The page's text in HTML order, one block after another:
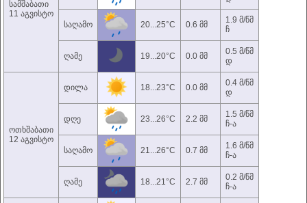
სამშაბათი
11 აგვისტო
საღამო 20...25°C 0.6 მმ
1.9 მ/წმ
ჩ
ღამე 19...20°C 0.0 მმ
0.5 მ/წმ
დ
ოთხშაბათი
12 აგვისტო
დილა 18...23°C 0.0 მმ
0.4 მ/წმ
დ
დღე 23...26°C 2.2 მმ
1.5 მ/წმ
ჩ-ა
საღამო 21...26°C 0.7 მმ
1.6 მ/წმ
ჩ-ა
ღამე 18...21°C 2.7 მმ
0.2 მ/წმ
ჩ-ა